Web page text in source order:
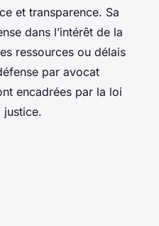
et transparence. Sa
dans l’intérêt de la
ressources ou délais
par avocat
encadrées par la loi
justice.